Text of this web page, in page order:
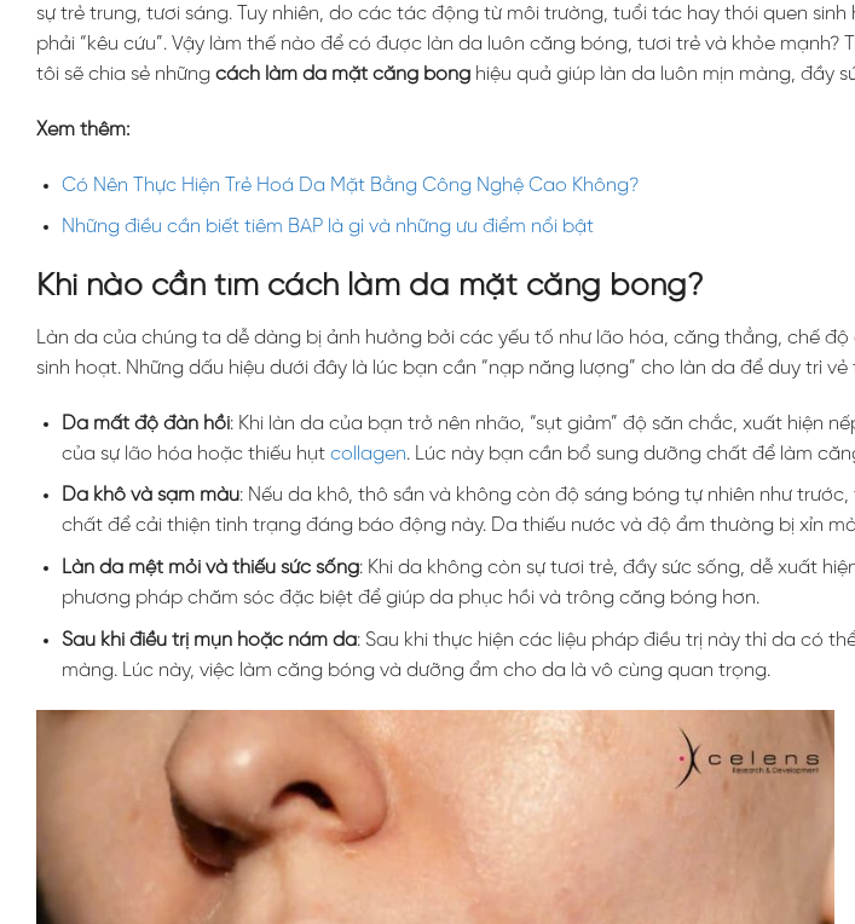
sự trẻ trung, tươi sáng. Tuy nhiên, do các tác động từ môi trường, tuổi tác hay thói quen
phải “kêu cứu”. Vậy làm thế nào để có được làn da luôn căng bóng, tươi trẻ và khỏe mạnh?
tôi sẽ chia sẻ những cách làm da mặt căng bóng hiệu quả giúp làn da luôn mịn màng, đầy
Xem thêm:
Có Nên Thực Hiện Trẻ Hoá Da Mặt Bằng Công Nghệ Cao Không?
Những điều cần biết tiêm BAP là gì và những ưu điểm nổi bật
Khi nào cần tìm cách làm da mặt căng bóng?
Làn da của chúng ta dễ dàng bị ảnh hưởng bởi các yếu tố như lão hóa, căng thẳng, chế
sinh hoạt. Những dấu hiệu dưới đây là lúc bạn cần “nạp năng lượng” cho làn da để duy trì
Da mất độ đàn hồi: Khi làn da của bạn trở nên nhão, “sụt giảm” độ săn chắc, xuất hiện
của sự lão hóa hoặc thiếu hụt collagen. Lúc này bạn cần bổ sung dưỡng chất để làm
Da khô và sạm màu: Nếu da khô, thô sần và không còn độ sáng bóng tự nhiên như
chất để cải thiện tình trạng đáng báo động này. Da thiếu nước và độ ẩm thường bị xỉn
Làn da mệt mỏi và thiếu sức sống: Khi da không còn sự tươi trẻ, đầy sức sống, dễ xuất
phương pháp chăm sóc đặc biệt để giúp da phục hồi và trông căng bóng hơn.
Sau khi điều trị mụn hoặc nám da: Sau khi thực hiện các liệu pháp điều trị này thì da có
màng. Lúc này, việc làm căng bóng và dưỡng ẩm cho da là vô cùng quan trọng.